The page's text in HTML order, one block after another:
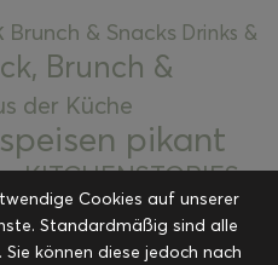
Brunch & Snacks Drinks &
Brunch &
der Küche
pikant
KITCHENSTORIES
Kuchen und
Mitbringsel &
Cookies auf unserer
Standardmäßig sind alle
können diese jedoch nach